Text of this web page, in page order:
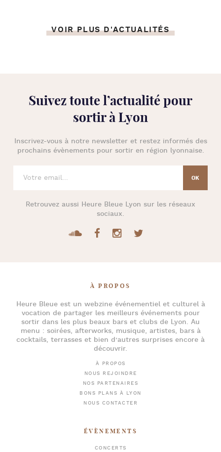
VOIR PLUS D'ACTUALITÉS
Suivez toute l’actualité pour
sortir à Lyon
Inscrivez-vous à notre newsletter et restez informés des
prochains évènements pour sortir en région lyonnaise.
Retrouvez aussi Heure Bleue Lyon sur les réseaux
sociaux.
À PROPOS
Heure Bleueest un webzine événementiel et culturel à
vocation de partager les meilleurs événements pour
sortir dans les plus beaux bars et clubs de Lyon. Au
menu : soirées, afterworks, musique, artistes, bars à
cocktails, terrasses et bien d’autres surprises encore à
découvrir.
À PROPOS
NOUS REJOINDRE
NOS PARTENAIRES
BONS PLANS À LYON
NOUS CONTACTER
ÉVÈNEMENTS
CONCERTS